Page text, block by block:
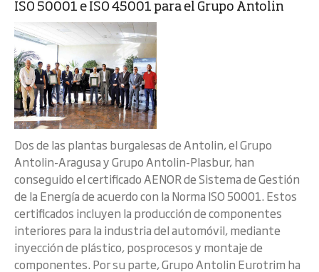
ISO 50001 e ISO 45001 para el Grupo Antolin
Dos de las plantas burgalesas de Antolin, el Grupo
Antolin-Aragusa y Grupo Antolin-Plasbur, han
conseguido el certificado AENOR de Sistema de Gestión
de la Energía de acuerdo con la Norma ISO 50001. Estos
certificados incluyen la producción de componentes
interiores para la industria del automóvil, mediante
inyección de plástico, posprocesos y montaje de
componentes. Por su parte, Grupo Antolin Eurotrim ha